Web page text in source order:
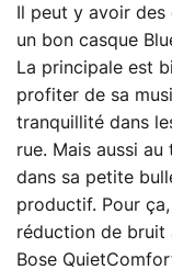
Il peut y avoir
un bon casque
La principale est
profiter de sa
tranquillité dans
rue. Mais aussi
dans sa petite
productif. Pour
réduction de bruit
Bose